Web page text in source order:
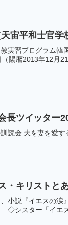
宙平和士官学
実習プログラム韓
（陽暦2013年12月
長ツイッター
読会 夫を妻を愛
・キリストと
、小説『イエスの
ター「イエス様